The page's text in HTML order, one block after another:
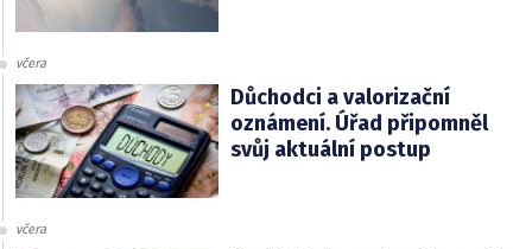
včera
Důchodci a valorizační
oznámení. Úřad připomněl
svůj aktuální postup
včera